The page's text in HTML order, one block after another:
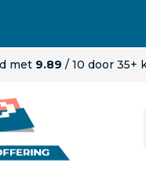
met 9.89 / 10 door 35+